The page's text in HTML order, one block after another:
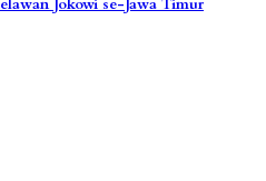
Jokowi se-Jawa Timur